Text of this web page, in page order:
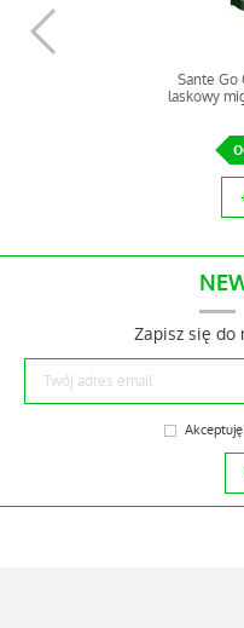
Big Nature
Big
Sante Go
laskowy
Orzech
Zapisz się do
Akceptuję